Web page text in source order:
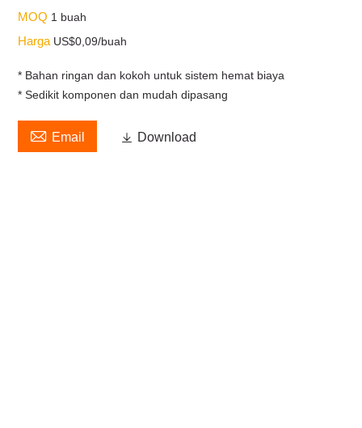
MOQ 1 buah
Harga US$0,09/buah
* Bahan ringan dan kokoh untuk sistem hemat biaya
* Sedikit komponen dan mudah dipasang
 Email  Download